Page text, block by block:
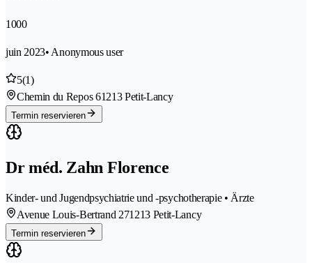
1000
juin 2023• Anonymous user
5(1)
Chemin du Repos 61213 Petit-Lancy
Termin reservieren
Dr méd. Zahn Florence
Kinder- und Jugendpsychiatrie und -psychotherapie • Ärzte
Avenue Louis-Bertrand 271213 Petit-Lancy
Termin reservieren